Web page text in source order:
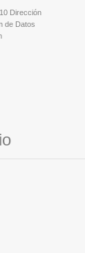
Dirección
de Datos